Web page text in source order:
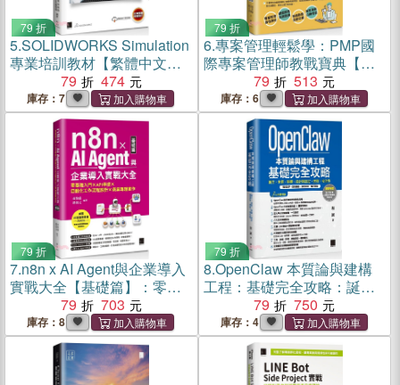
79 折
5.SOLIDWORKS Simulation
專業培訓教材【繁體中文
79 474
庫存：7
79 折
6.專案管理輕鬆學：PMP國
際專案管理師教戰寶典【適
用PMBOK第八版(全面融入
價值交付與行動框架)】
79 513
庫存：6
79 折
7.n8n x AI Agent與企業導入
實戰大全【基礎篇】：零基
礎入門 x API串接 x 自動化工
作流程設計 x 商業專題實作
79 703
庫存：8
79 折
8.OpenClaw 本質論與建構
工程：基礎完全攻略：誕
生、本質、架構、設計與設
定、控管、安全性
79 750
庫存：4